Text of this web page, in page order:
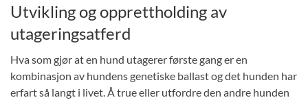
Utvikling og opprettholding av
utageringsatferd
Hva som gjør at en hund utagerer første gang er en
kombinasjon av hundens genetiske ballast og det hunden har
erfart så langt i livet. Å true eller utfordre den andre hunden